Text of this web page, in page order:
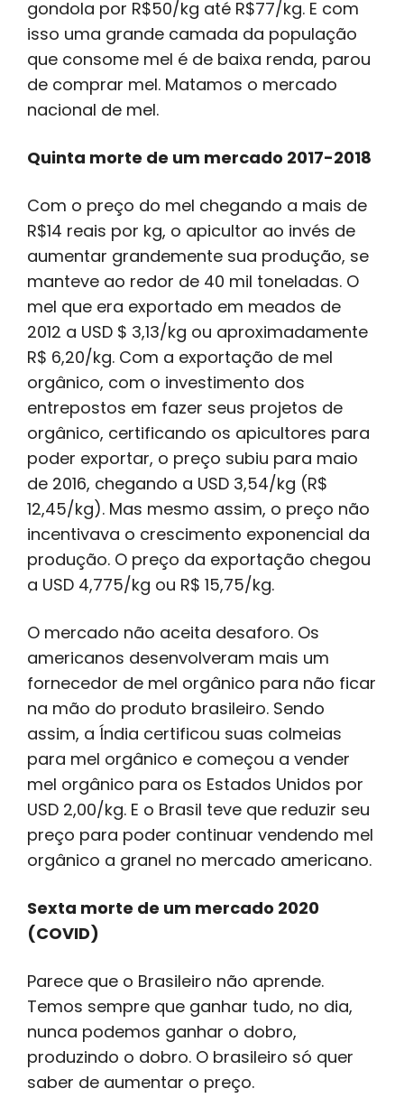
gondola por R$50/kg até R$77/kg. E com
isso uma grande camada da população
que consome mel é de baixa renda, parou
de comprar mel. Matamos o mercado
nacional de mel.
Quinta morte de um mercado 2017-2018
Com o preço do mel chegando a mais de
R$14 reais por kg, o apicultor ao invés de
aumentar grandemente sua produção, se
manteve ao redor de 40 mil toneladas. O
mel que era exportado em meados de
2012 a USD $ 3,13/kg ou aproximadamente
R$ 6,20/kg. Com a exportação de mel
orgânico, com o investimento dos
entrepostos em fazer seus projetos de
orgânico, certificando os apicultores para
poder exportar, o preço subiu para maio
de 2016, chegando a USD 3,54/kg (R$
12,45/kg). Mas mesmo assim, o preço não
incentivava o crescimento exponencial da
produção. O preço da exportação chegou
a USD 4,775/kg ou R$ 15,75/kg.
O mercado não aceita desaforo. Os
americanos desenvolveram mais um
fornecedor de mel orgânico para não ficar
na mão do produto brasileiro. Sendo
assim, a Índia certificou suas colmeias
para mel orgânico e começou a vender
mel orgânico para os Estados Unidos por
USD 2,00/kg. E o Brasil teve que reduzir seu
preço para poder continuar vendendo mel
orgânico a granel no mercado americano.
Sexta morte de um mercado 2020
(COVID)
Parece que o Brasileiro não aprende.
Temos sempre que ganhar tudo, no dia,
nunca podemos ganhar o dobro,
produzindo o dobro. O brasileiro só quer
saber de aumentar o preço.